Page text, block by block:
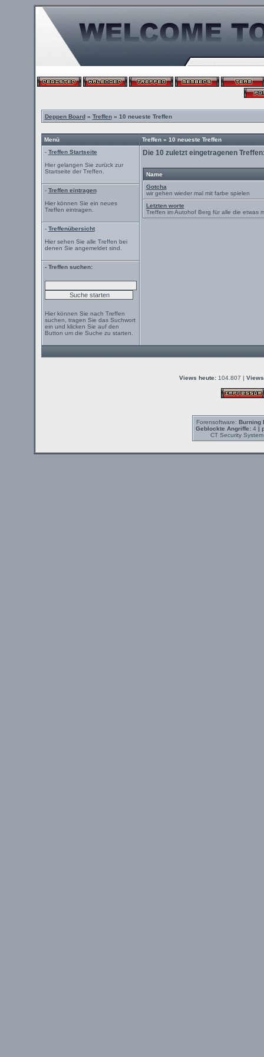
Deppen Board» Treffen» 10 neueste Treffen
Menü
Treffen » 10 neueste Treffen
- Treffen Startseite
Hier gelangen Sie zurück zur
Startseite der Treffen.
Die 10 zuletzt eingetragenen
Name
Gotcha
wir gehen wieder mal mit farbe spielen
Letzten worte
Treffen im Autohof Berg für alle die etwas
- Treffen eintragen
Hier können Sie ein neues
Treffen eintragen.
- Treffenübersicht
Hier sehen Sie alle Treffen bei
denen Sie angemeldet sind.
- Treffen suchen:
Hier können Sie nach Treffen
suchen, tragen Sie das Suchwort
ein und klicken Sie auf den
Button um die Suche zu starten.
Views heute: 104.807 |
Forensoftware: Burning
Geblockte Angriffe:4 |
CT Security